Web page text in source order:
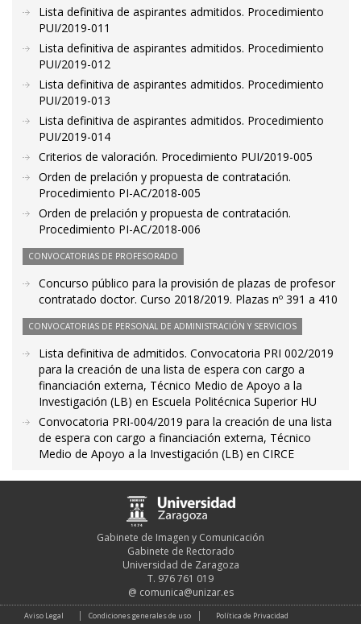
Lista definitiva de aspirantes admitidos. Procedimiento
PUI/2019-011
Lista definitiva de aspirantes admitidos. Procedimiento
PUI/2019-012
Lista definitiva de aspirantes admitidos. Procedimiento
PUI/2019-013
Lista definitiva de aspirantes admitidos. Procedimiento
PUI/2019-014
Criterios de valoración. Procedimiento PUI/2019-005
Orden de prelación y propuesta de contratación.
Procedimiento PI-AC/2018-005
Orden de prelación y propuesta de contratación.
Procedimiento PI-AC/2018-006
CONVOCATORIAS DE PROFESORADO
Concurso público para la provisión de plazas de profesor
contratado doctor. Curso 2018/2019. Plazas nº 391 a 410
CONVOCATORIAS DE PERSONAL DE ADMINISTRACIÓN Y SERVICIOS
Lista definitiva de admitidos. Convocatoria PRI 002/2019
para la creación de una lista de espera con cargo a
financiación externa, Técnico Medio de Apoyo a la
Investigación (LB) en Escuela Politécnica Superior HU
Convocatoria PRI-004/2019 para la creación de una lista
de espera con cargo a financiación externa, Técnico
Medio de Apoyo a la Investigación (LB) en CIRCE
Gabinete de Imagen y Comunicación
Gabinete de Rectorado
Universidad de Zaragoza
T. 976 761 019
@ comunica@unizar.es
Aviso Legal Condiciones generales de uso Política de Privacidad